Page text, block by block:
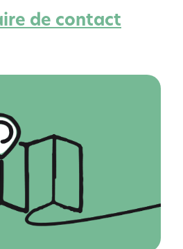
de contact